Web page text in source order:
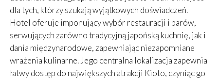
dla tych, którzy szukają wyjątkowych doświadczeń.
Hotel oferuje imponujący wybór restauracji i barów,
serwujących zarówno tradycyjną japońską kuchnię, jak i
dania międzynarodowe, zapewniając niezapomniane
wrażenia kulinarne. Jego centralna lokalizacja zapewnia
łatwy dostęp do największych atrakcji Kioto, czyniąc go